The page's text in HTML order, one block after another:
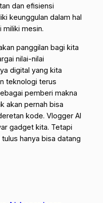
dan efisiensi
keunggulan dalam hal
miliki mesin.
panggilan bagi kita
nilai-nilai
digital yang kita
teknologi terus
pemberi makna
akan pernah bisa
kode. Vlogger AI
gadget kita. Tetapi
hanya bisa datang